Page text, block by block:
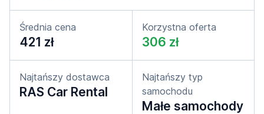
Średnia cena
421 zł
Korzystna oferta
306 zł
Najtańszy dostawca
RAS Car Rental
Najtańszy typ
samochodu
Małe samochody